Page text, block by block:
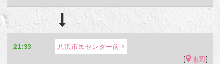
21:33
八浜市民センター前
[
地図]